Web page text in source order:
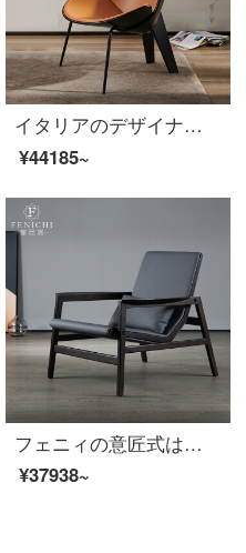
イタリアのデザイナーレジャーチェアはオレンジ色の革製ソフトバッグを輸入します。
¥44185~
フェニィの意匠式はきわめて簡単で、真皮の実木のソファー椅子に手すりの客間のデザイナーの項のアイデアのレジャーの椅子760*870*830 mmを持って整頓します。
¥37938~